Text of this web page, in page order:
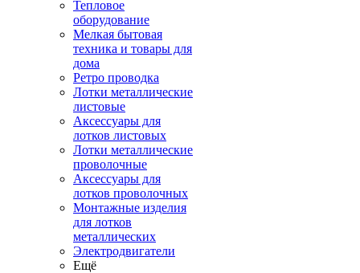
Тепловое
оборудование
Мелкая бытовая
техника и товары для
дома
Ретро проводка
Лотки металлические
листовые
Аксессуары для
лотков листовых
Лотки металлические
проволочные
Аксессуары для
лотков проволочных
Монтажные изделия
для лотков
металлических
Электродвигатели
Ещё